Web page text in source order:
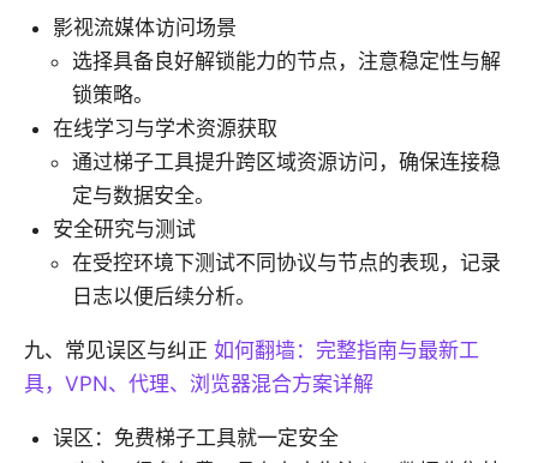
影视流媒体访问场景
选择具备良好解锁能力的节点，注意稳定性与解
锁策略。
在线学习与学术资源获取
通过梯子工具提升跨区域资源访问，确保连接稳
定与数据安全。
安全研究与测试
在受控环境下测试不同协议与节点的表现，记录
日志以便后续分析。
九、常见误区与纠正 如何翻墙：完整指南与最新工
具，VPN、代理、浏览器混合方案详解
误区：免费梯子工具就一定安全